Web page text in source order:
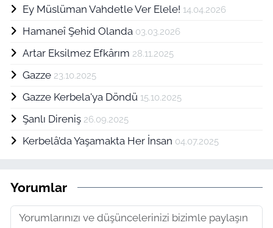
Ey Müslüman Vahdetle Ver Elele! 14.04.2026
Hamaneî Şehid Olanda 03.03.2026
Artar Eksilmez Efkârım 28.11.2025
Gazze 23.10.2025
Gazze Kerbela'ya Döndü 15.10.2025
Şanlı Direniş 26.09.2025
Kerbelâ’da Yaşamakta Her İnsan 04.07.2025
Yorumlar